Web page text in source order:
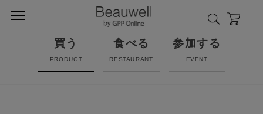
買う
PRODUCT
食べる
RESTAURANT
参加する
EVENT